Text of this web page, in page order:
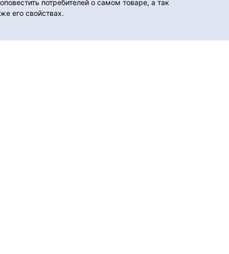
оповестить потребителей о самом товаре, а так
же его свойствах.